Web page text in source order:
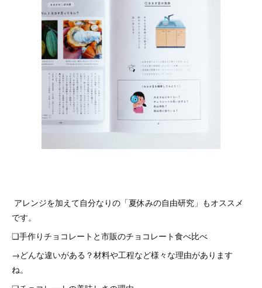
アレンジを加えて自分なりの「夏休みの自由研究」もオススメ
です。
❏手作りチョコレートと市販のチョコレート食べ比べ
→どんな違いがある？材料や工程など様々な理由があります
ね。